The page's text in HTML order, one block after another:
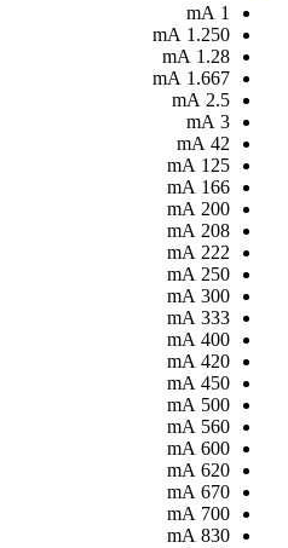
1
mA
1.250
mA
1.28
mA
1.667
mA
2.5
mA
3
mA
42
mA
125
mA
166
mA
200
mA
208
mA
222
mA
250
mA
300
mA
333
mA
400
mA
420
mA
450
mA
500
mA
560
mA
600
mA
620
mA
670
mA
700
mA
830
mA